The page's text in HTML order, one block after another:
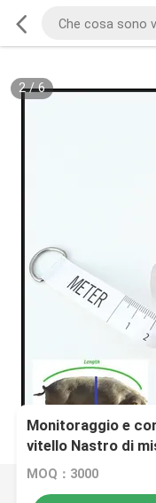
2/6
Monitoraggio e
vitello Nastro di
francese per le
MOQ：3000